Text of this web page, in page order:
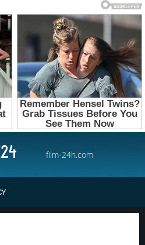
film-24h.com